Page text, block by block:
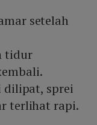
setelah
tidur
dilipat, sprei
terlihat rapi.